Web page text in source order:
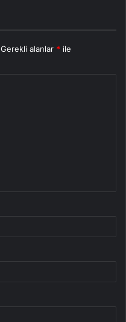
Gerekli alanlar * ile